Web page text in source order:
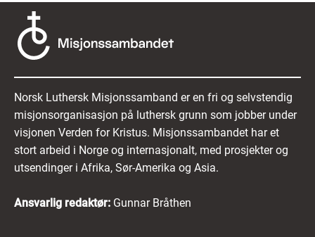
Norsk Luthersk Misjonssamband er en fri og selvstendig
misjonsorganisasjon på luthersk grunn som jobber under
visjonen Verden for Kristus. Misjonssambandet har et
stort arbeid i Norge og internasjonalt, med prosjekter og
utsendinger i Afrika, Sør-Amerika og Asia.
Ansvarlig redaktør: Gunnar Bråthen